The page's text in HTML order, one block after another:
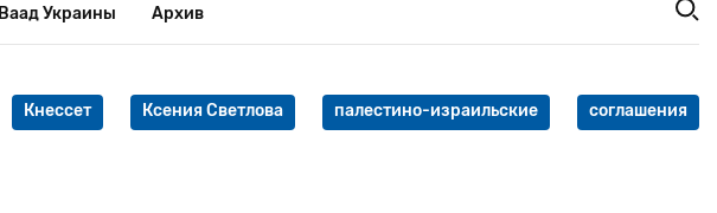
Ваад Украины Архив
Кнессет Ксения Светлова палестино-израильские соглашения